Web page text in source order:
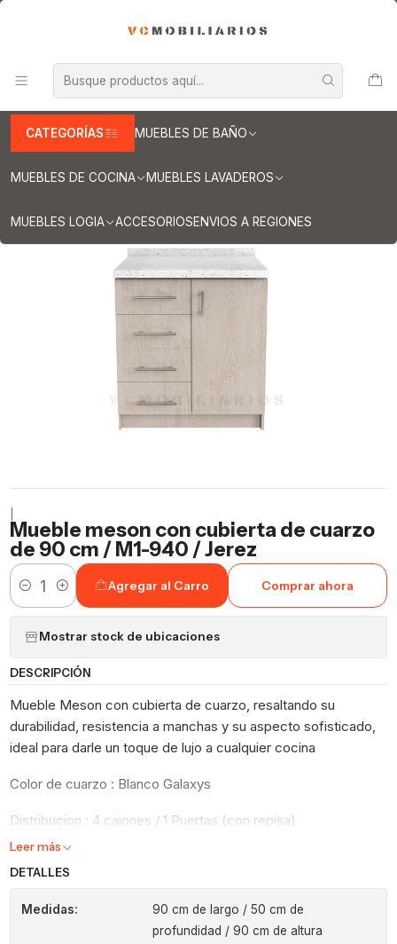
CATEGORÍAS MUEBLES DE BAÑO
MUEBLES DE COCINA MUEBLES LAVADEROS
MUEBLES LOGIA ACCESORIOSENVIOS A REGIONES
Mueble tipo Mesón de 90 cm
Mueble meson con cubierta de cuarzo de 90 cm / M1-940 / Jerez
Mueble meson con cubierta de cuarzo
de 90 cm / M1-940 / Jerez
Cantidad
Agregar al Carro Comprar ahora
Mostrar stock de ubicaciones
DESCRIPCIÓN
Mueble Meson con cubierta de cuarzo, resaltando su
durabilidad, resistencia a manchas y su aspecto sofisticado,
ideal para darle un toque de lujo a cualquier cocina
Color de cuarzo : Blanco Galaxys
Distribucion : 4 cajones / 1 Puertas (con repisa)
Leer más
DETALLES
Medidas:
90 cm de largo / 50 cm de
profundidad / 90 cm de altura